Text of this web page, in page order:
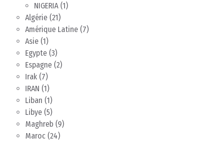
NIGERIA(1)
Algérie (21)
Amérique Latine (7)
Asie (1)
Egypte (3)
Espagne (2)
Irak (7)
IRAN (1)
Liban (1)
Libye (5)
Maghreb (9)
Maroc (24)